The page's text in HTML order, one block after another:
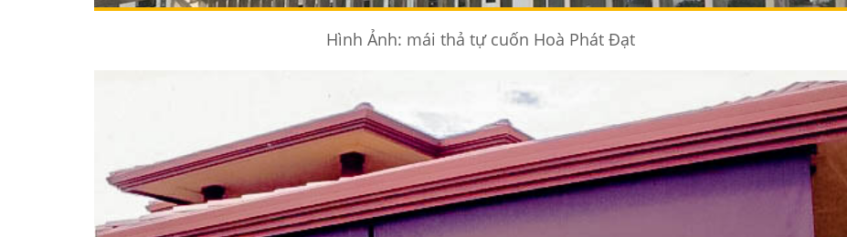
Hình Ảnh: mái thả tự cuốn Hoà Phát Đạt